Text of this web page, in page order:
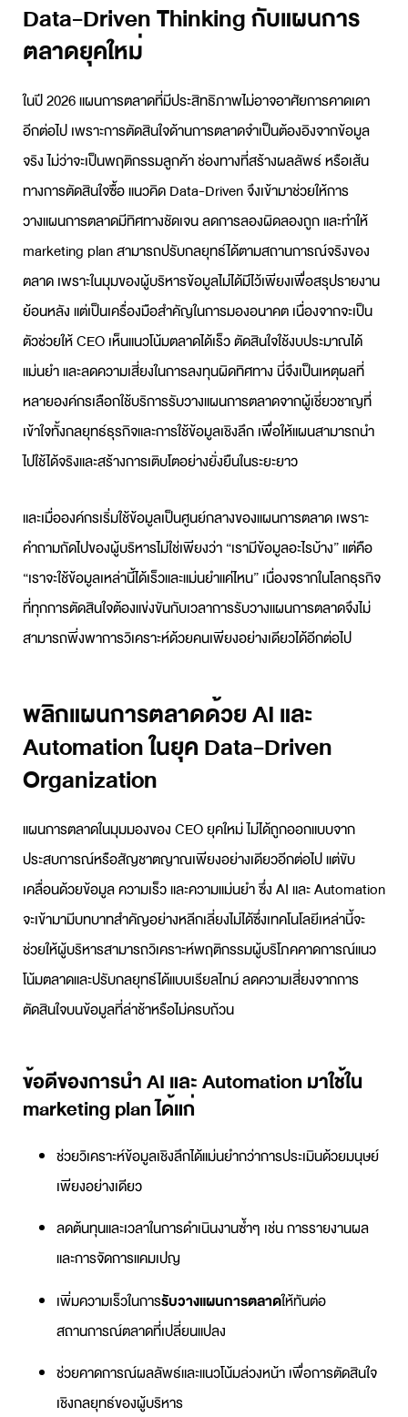
Data-Driven Thinking กับแผนการ
ตลาดยุคใหม่
ในปี 2026แผนการตลาดที่มีประสิทธิภาพไม่อาจอาศัยการคาดเดา
อีกต่อไป เพราะการตัดสินใจด้านการตลาดจำเป็นต้องอิงจากข้อมูล
จริง ไม่ว่าจะเป็นพฤติกรรมลูกค้า ช่องทางที่สร้างผลลัพธ์ หรือเส้น
ทางการตัดสินใจซื้อ แนวคิด Data-Driven จึงเข้ามาช่วยให้การ
วางแผนการตลาดมีทิศทางชัดเจน ลดการลองผิดลองถูก และทำให้
marketing planสามารถปรับกลยุทธ์ได้ตามสถานการณ์จริงของ
ตลาด เพราะในมุมของผู้บริหารข้อมูลไม่ได้มีไว้เพียงเพื่อสรุปรายงาน
ย้อนหลัง แต่เป็นเครื่องมือสำคัญในการมองอนาคต เนื่องจากจะเป็น
ตัวช่วยให้ CEO เห็นแนวโน้มตลาดได้เร็ว ตัดสินใจใช้งบประมาณได้
แม่นยำ และลดความเสี่ยงในการลงทุนผิดทิศทาง นี่จึงเป็นเหตุผลที่
หลายองค์กรเลือกใช้บริการรับวางแผนการตลาดจากผู้เชี่ยวชาญที่
เข้าใจทั้งกลยุทธ์ธุรกิจและการใช้ข้อมูลเชิงลึก เพื่อให้แผนสามารถนำ
ไปใช้ได้จริงและสร้างการเติบโตอย่างยั่งยืนในระยะยาว
และเมื่อองค์กรเริ่มใช้ข้อมูลเป็นศูนย์กลางของแผนการตลาดเพราะ
คำถามถัดไปของผู้บริหารไม่ใช่เพียงว่า “เรามีข้อมูลอะไรบ้าง” แต่คือ
“เราจะใช้ข้อมูลเหล่านี้ได้เร็วและแม่นยำแค่ไหน” เนื่องจรากในโลกธุรกิจ
ที่ทุกการตัดสินใจต้องแข่งขันกับเวลาการรับวางแผนการตลาดจึงไม่
สามารถพึ่งพาการวิเคราะห์ด้วยคนเพียงอย่างเดียวได้อีกต่อไป
พลิกแผนการตลาดด้วย AI และ
Automation ในยุค Data-Driven
Organization
แผนการตลาดในมุมมองของ CEO ยุคใหม่ ไม่ได้ถูกออกแบบจาก
ประสบการณ์หรือสัญชาตญาณเพียงอย่างเดียวอีกต่อไป แต่ขับ
เคลื่อนด้วยข้อมูล ความเร็ว และความแม่นยำ ซึ่ง AI และ Automation
จะเข้ามามีบทบาทสำคัญอย่างหลีกเลี่ยงไม่ได้ซึ่งเทคโนโลยีเหล่านี้จะ
ช่วยให้ผู้บริหารสามารถวิเคราะห์พฤติกรรมผู้บริโภคคาดการณ์แนว
โน้มตลาดและปรับกลยุทธ์ได้แบบเรียลไทม์ ลดความเสี่ยงจากการ
ตัดสินใจบนข้อมูลที่ล่าช้าหรือไม่ครบถ้วน
ข้อดีของการนำ AI และ Automation มาใช้ใน
marketing plan ได้แก่
ช่วยวิเคราะห์ข้อมูลเชิงลึกได้แม่นยำกว่าการประเมินด้วยมนุษย์
เพียงอย่างเดียว
ลดต้นทุนและเวลาในการดำเนินงานซ้ำๆ เช่น การรายงานผล
และการจัดการแคมเปญ
เพิ่มความเร็วในการรับวางแผนการตลาดให้ทันต่อ
สถานการณ์ตลาดที่เปลี่ยนแปลง
ช่วยคาดการณ์ผลลัพธ์และแนวโน้มล่วงหน้า เพื่อการตัดสินใจ
เชิงกลยุทธ์ของผู้บริหาร